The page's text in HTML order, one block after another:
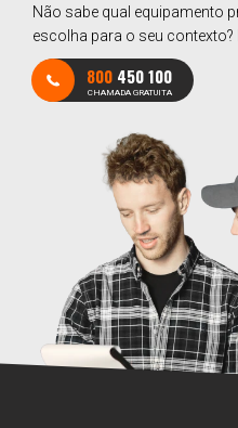
Não sabe qual equipamento
escolha para o seu
800 450 100
CHAMADA GRATUITA